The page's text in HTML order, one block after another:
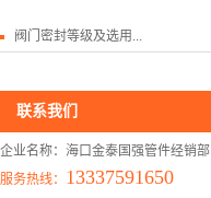
阀门密封等级及选用...
联系我们
企业名称：海口金泰国强管件经销部
服务热线： 13337591650